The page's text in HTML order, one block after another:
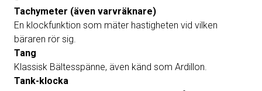
Tachymeter (även varvräknare)
En klockfunktion som mäter hastigheten vid vilken
bäraren rör sig.
Tang
Klassisk Bältesspänne, även känd som Ardillon.
Tank-klocka